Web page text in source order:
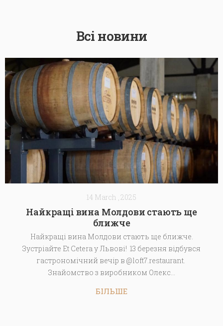
Всі новини
14 March , 2025
Найкращі вина Молдови стають ще
ближче
Найкращі вина Молдови стають ще ближче.
Зустріайте Et Cetera у Львові! 13 березня відбувся
гастрономічний вечір в @loft7.restaurant.
Знайомство з виробником Олекс...
БІЛЬШЕ